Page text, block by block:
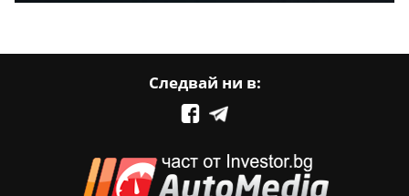
Следвай ни в: